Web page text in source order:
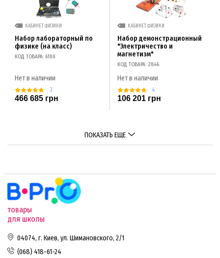
КАБИНЕТ ФИЗИКИ
Набор лабораторный по
физике (на класс)
КОД ТОВАРА: 6100
Нет в наличии
3
466 685 грн
КАБИНЕТ ФИЗИКИ
Набор демонстрационный
"Электричество и
магнетизм"
КОД ТОВАРА: 2846
Нет в наличии
4
106 201 грн
ПОКАЗАТЬ ЕЩЕ
товары
для школы
04074, г. Киев, ул. Шимановского, 2/1
(068) 418-61-24